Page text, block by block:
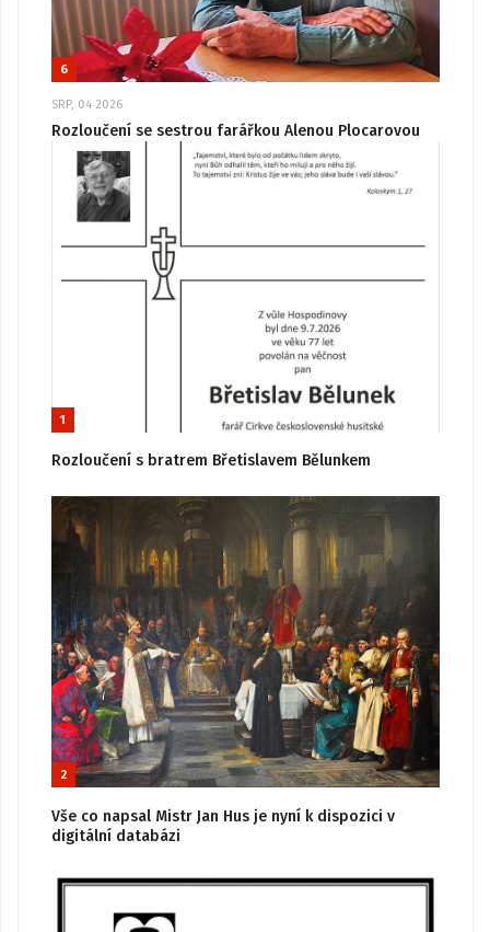
6
SRP, 04 2026
Rozloučení se sestrou farářkou Alenou Plocarovou
1
Rozloučení s bratrem Břetislavem Bělunkem
2
Vše co napsal Mistr Jan Hus je nyní k dispozici v
digitální databázi